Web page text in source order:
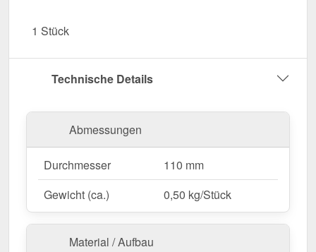
Sonneneinstrahlung, Feuchtigkeit & andere
& Sicherheit.
Jetzt Regenwasserfänger bestellen – Für eine
nachhaltige & effiziente Nutzung von
Regenwasser!
1 Stück
Technische Details
Abmessungen
Durchmesser
110 mm
Gewicht (ca.)
0,50 kg/Stück
Material / Aufbau